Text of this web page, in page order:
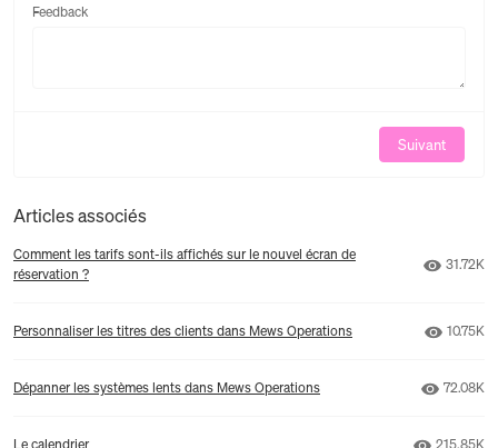
Feedback
Suivant
Articles associés
Comment les tarifs sont-ils affichés sur le nouvel écran de
réservation ?
Nombre
31.72K
Personnaliser les titres des clients dans Mews Operations Nombre
10.75K
Dépanner les systèmes lents dans Mews Operations Nombre
72.08K
Nombre